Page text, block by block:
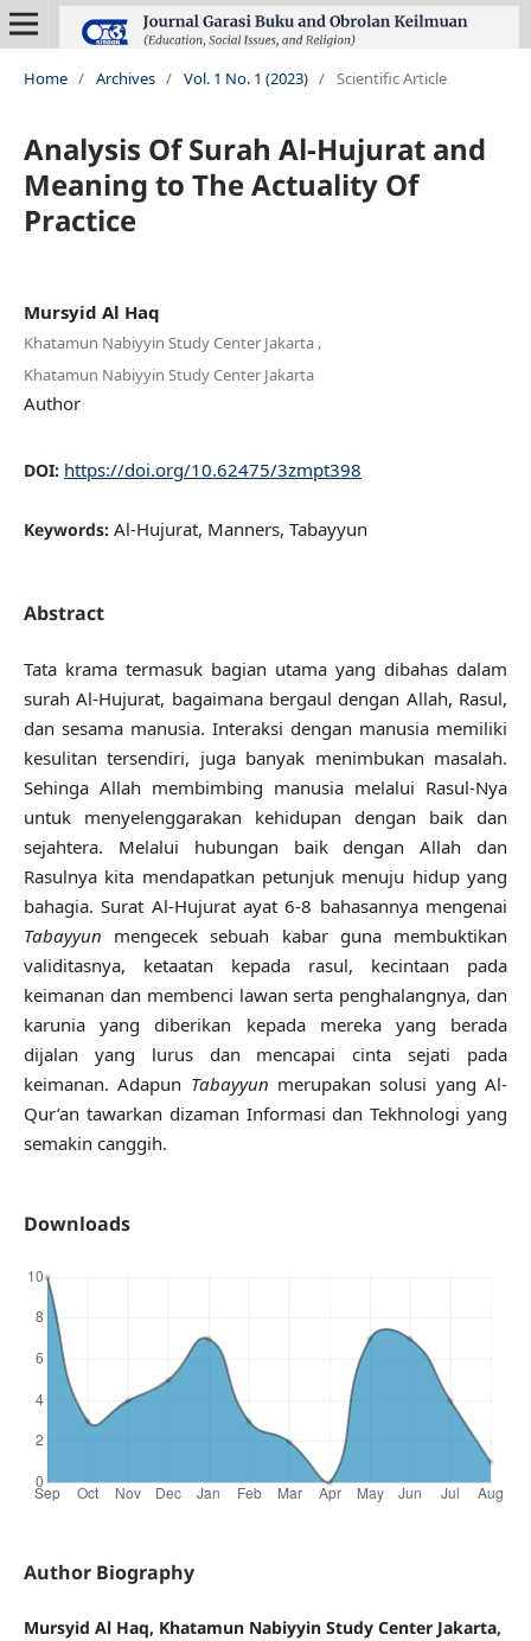
Home / Archives / Vol. 1 No. 1 (2023) / Scientific Article
Analysis Of Surah Al-Hujurat and
Meaning to The Actuality Of
Practice
Mursyid Al Haq
Khatamun Nabiyyin Study Center Jakarta,
Khatamun Nabiyyin Study Center Jakarta
Author
DOI: https://doi.org/10.62475/3zmpt398
Keywords: Al-Hujurat, Manners, Tabayyun
Abstract
Tata krama termasuk bagian utama yang dibahas dalam
surah Al-Hujurat, bagaimana bergaul dengan Allah, Rasul,
dan sesama manusia. Interaksi dengan manusia memiliki
kesulitan tersendiri, juga banyak menimbukan masalah.
Sehinga Allah membimbing manusia melalui Rasul-Nya
untuk menyelenggarakan kehidupan dengan baik dan
sejahtera. Melalui hubungan baik dengan Allah dan
Rasulnya kita mendapatkan petunjuk menuju hidup yang
bahagia. Surat Al-Hujurat ayat 6-8 bahasannya mengenai
Tabayyun mengecek sebuah kabar guna membuktikan
validitasnya, ketaatan kepada rasul, kecintaan pada
keimanan dan membenci lawan serta penghalangnya, dan
karunia yang diberikan kepada mereka yang berada
dijalan yang lurus dan mencapai cinta sejati pada
keimanan. Adapun Tabayyun merupakan solusi yang Al-
Qur’an tawarkan dizaman Informasi dan Tekhnologi yang
semakin canggih.
Downloads
Author Biography
Mursyid Al Haq, Khatamun Nabiyyin Study Center Jakarta,